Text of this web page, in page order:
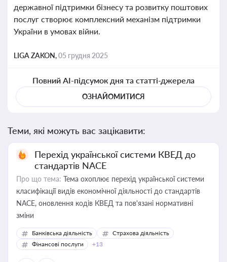
державної підтримки бізнесу та розвитку поштових
послуг створює комплексний механізм підтримки
України в умовах війни.
LIGA ZAKON,05 грудня 2025
Повний AI-підсумок дня та статті-джерела
ОЗНАЙОМИТИСЯ
Теми, які можуть вас зацікавити:
Перехід української системи КВЕД до
стандартів NACE
Про що тема: Тема охоплює перехід української системи
класифікації видів економічної діяльності до стандартів
NACE, оновлення кодів КВЕД та пов'язані нормативні
зміни
Банківська діяльність
Страхова діяльність
Фінансові послуги
+13